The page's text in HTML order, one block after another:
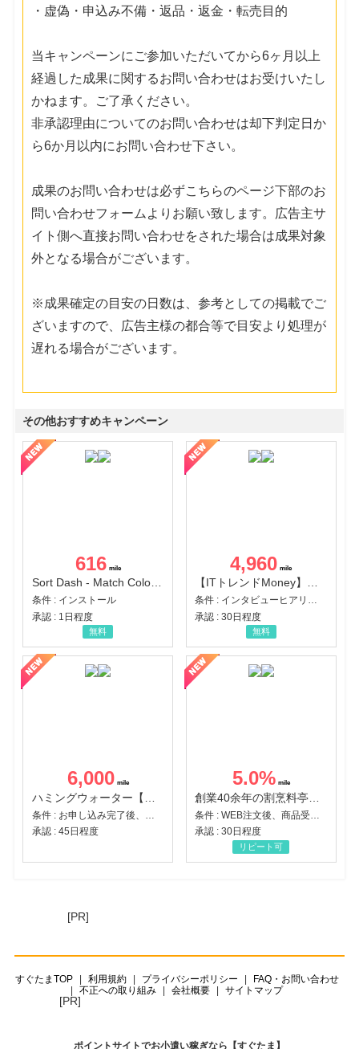
・虚偽・申込み不備・返品・返金・転売目的
当キャンペーンにご参加いただいてから6ヶ月以上
経過した成果に関するお問い合わせはお受けいたし
かねます。ご了承ください。
非承認理由についてのお問い合わせは却下判定日か
ら6か月以内にお問い合わせ下さい。
成果のお問い合わせは必ずこちらのページ下部のお
問い合わせフォームよりお願い致します。広告主サ
イト側へ直接お問い合わせをされた場合は成果対象
外となる場合がございます。
※成果確定の目安の日数は、参考としての掲載でご
ざいますので、広告主様の都合等で目安より処理が
遅れる場合がございます。
その他おすすめキャンペーン
616
Sort Dash - Match Color Puzzle（チャレンジ11完了）（Android）
条件 : インストール
承認 : 1日程度
無料
4,960
【ITトレンドMoney】相談プロモーション
条件 : インタビューヒアリング完了
承認 : 30日程度
無料
6,000
承認 : 45日程度
5.0%
承認 : 30日程度
リピート可
[PR]
すぐたまTOP 利用規約 プライバシーポリシー
FAQ・お問い合わせ
不正への取り組み
会社概要 サイトマップ
[PR]
ポイントサイトでお小遣い稼ぎなら【すぐたま】